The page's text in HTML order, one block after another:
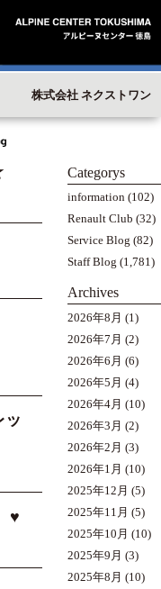
株式会社 ネクストワン
♥
Categorys
information (102)
Renault Club (32)
Service Blog (82)
Staff Blog (1,781)
Archives
2026年8月 (1)
2026年7月 (2)
2026年6月 (6)
2026年5月 (4)
2026年4月 (10)
2026年3月 (2)
2026年2月 (3)
2026年1月 (10)
2025年12月 (5)
2025年11月 (5)
2025年10月 (10)
2025年9月 (3)
2025年8月 (10)